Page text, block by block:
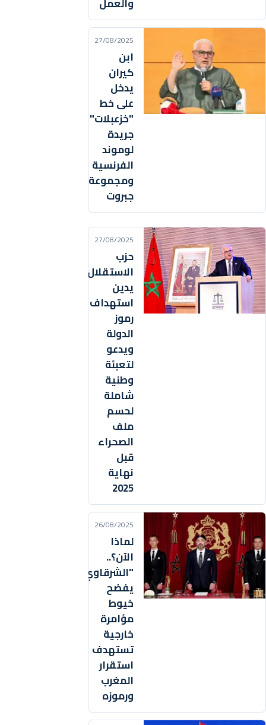
27/08/2025
ابن
كيران
يدخل
على خط
"خزعبلات"
جريدة
لوموند
الفرنسية
ومجموعة
جبروت
27/08/2025
حزب
الاستقلال
يدين
استهداف
رموز
الدولة
ويدعو
لتعبئة
وطنية
شاملة
لحسم
ملف
الصحراء
قبل
نهاية
2025
26/08/2025
لماذا
الآن؟..
"الشرقاوي"
يفضح
خيوط
مؤامرة
خارجية
تستهدف
استقرار
المغرب
ورموزه